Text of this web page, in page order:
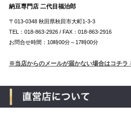
納豆専門店 二代目福治郎
〒013-0348 秋田県秋田市大町1-3-3
TEL：018-863-2926 / FAX：018-863-2916
お問合せ時間：10時00分～17時00分
※当店からのメールが届かない場合はコチラ